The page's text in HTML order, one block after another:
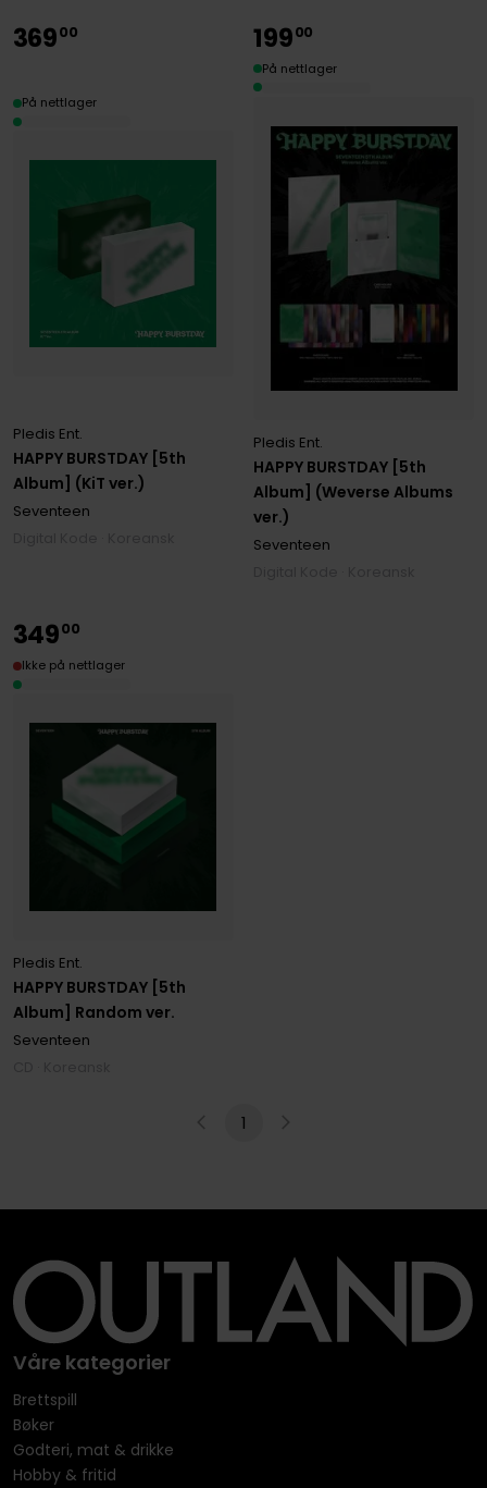
HAPPY BURSTDAY [5th
Album] (KiT ver.)
Pledis Ent.
Seventeen
36900
På nettlager
HAPPY BURSTDAY [5th
Album] (Weverse Albums
ver.)
Pledis Ent.
Seventeen
19900
På nettlager
HAPPY BURSTDAY [5th
Album] Random ver.
Pledis Ent.
Seventeen
34900
Ikke på nettlager
1
Våre kategorier
Brettspill
Bøker
Godteri, mat & drikke
Hobby & fritid